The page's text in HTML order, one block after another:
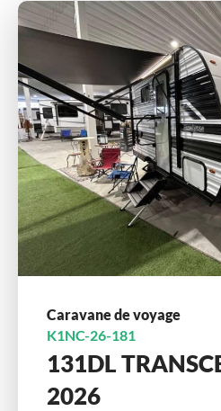
Caravane de voyage
K1NC-26-181
131DL
2026